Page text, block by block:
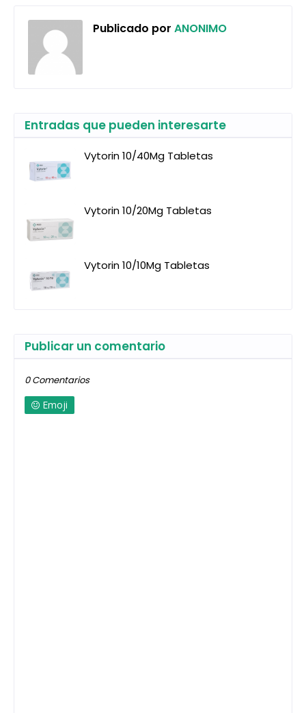
Publicado por ANONIMO
Entradas que pueden interesarte
Vytorin 10/40Mg Tabletas
Vytorin 10/20Mg Tabletas
Vytorin 10/10Mg Tabletas
Publicar un comentario
0 Comentarios
Emoji